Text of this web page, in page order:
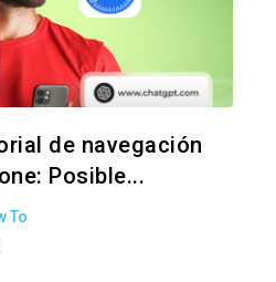
de navegación
Posible...
To